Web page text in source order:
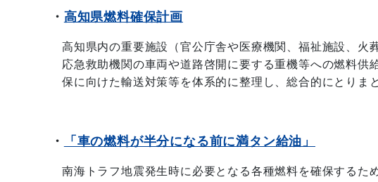
・ 高知県燃料確保計画
高知県内の重要施設（官公庁舎や医療機関、福祉施設、火
応急救助機関の車両や道路啓開に要する重機等への燃料供
保に向けた輸送対策等を体系的に整理し、総合的にとりま
・ 「車の燃料が半分になる前に満タン給油」
南海トラフ地震発生時に必要となる各種燃料を確保するた